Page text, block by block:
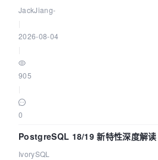
懂！
JackJiang-
2026-08-04
905
0
PostgreSQL 18/19 新特性深度解
维，全面提升数据库体验
IvorySQL